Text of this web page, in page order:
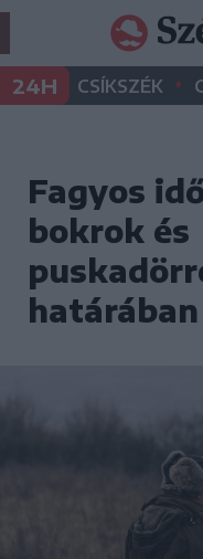
24H CSÍKSZÉK •
Fagyos
bokrok és
határában